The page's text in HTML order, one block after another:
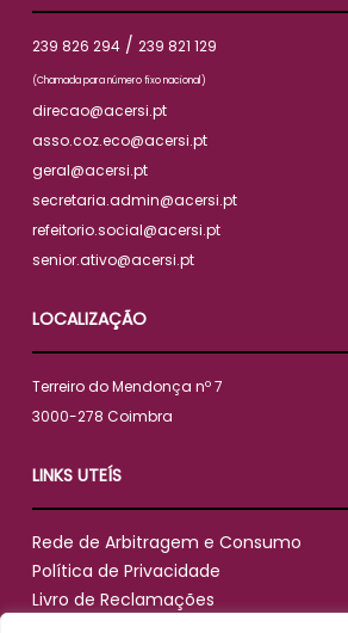
239 826 294/ 239 821 129
(Chamada para número fixo nacional)
direcao@acersi.pt
asso.coz.eco@acersi.pt
geral@acersi.pt
secretaria.admin@acersi.pt
refeitorio.social@acersi.pt
senior.ativo@acersi.pt
LOCALIZAÇÃO
Terreiro do Mendonça nº 7
3000-278 Coimbra
LINKS UTEÍS
Rede de Arbitragem e Consumo
Política de Privacidade
Livro de Reclamações